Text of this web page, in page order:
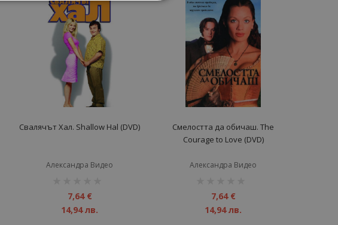
Свалячът Хал. Shallow Hal (DVD)
Александра Видео
7,64 €
14,94 лв.
Смелостта да обичаш. The
Courage to Love (DVD)
Александра Видео
7,64 €
14,94 лв.